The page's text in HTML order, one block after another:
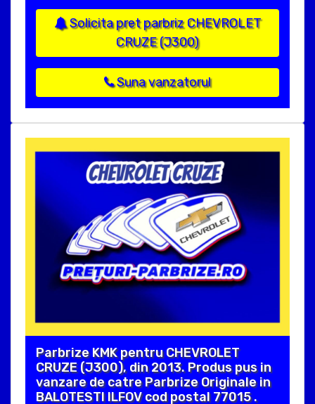
Solicita pret parbriz CHEVROLET
CRUZE (J300)
Suna vanzatorul
Parbrize KMK pentru CHEVROLET
CRUZE (J300), din 2013. Produs pus in
vanzare de catre Parbrize Originale in
BALOTESTI ILFOV cod postal 77015 .